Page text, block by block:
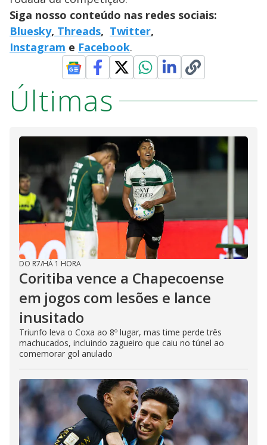
Siga nosso conteúdo nas redes sociais:
Bluesky, Threads, Twitter,
Instagram e Facebook.
Últimas
DO R7/HÁ 1 HORA
Coritiba vence a Chapecoense
em jogos com lesões e lance
inusitado
Triunfo leva o Coxa ao 8º lugar, mas time perde três
machucados, incluindo zagueiro que caiu no túnel ao
comemorar gol anulado